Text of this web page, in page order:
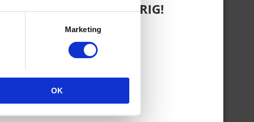
Marketing
OK
WANT REBEL IS JARIG!